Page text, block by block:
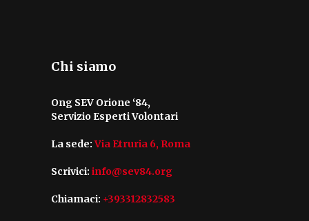
Chi siamo
Ong SEV Orione ‘84,
Servizio Esperti Volontari
La sede:Via Etruria 6, Roma
Scrivici: info@sev84.org
Chiamaci: +393312832583